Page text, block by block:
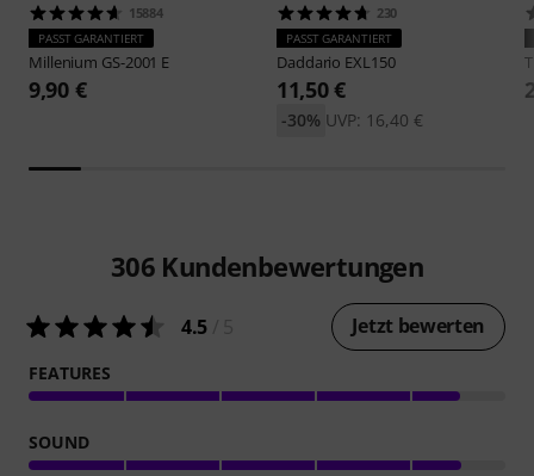
15884
PASST GARANTIERT
Millenium GS-2001 E
9,90 €
230
PASST GARANTIERT
Daddario EXL150
11,50 €
UVP: 16,40 €
-30%
306 Kundenbewertungen
4.5 Jetzt bewerten
FEATURES
SOUND